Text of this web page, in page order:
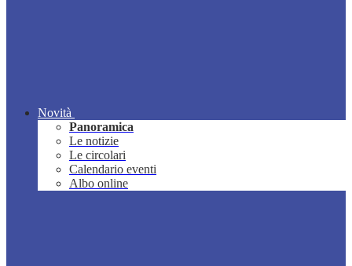
Novità
Panoramica
Le notizie
Le circolari
Calendario eventi
Albo online